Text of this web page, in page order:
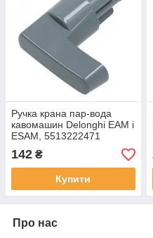
Ручка крана пар-вода
кавомашин Delonghi EAM і
ESAM, 5513222471
142 ₴
Купити
Про нас